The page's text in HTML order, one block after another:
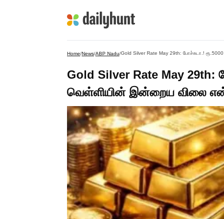
Home/News/ABP Nadu/Gold Silver Rate May 29th: போச்சுடா.!
Gold Silver Rate May 29th:
வெள்ளியின் இன்றைய விலை